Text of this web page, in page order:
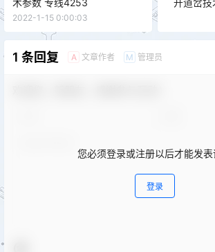
术参数 专线4253
2022-1-15 0:00:03
开道岔
1 条回复 A 文章作者 M 管理员
您必须登录或注册以后才能发
登录